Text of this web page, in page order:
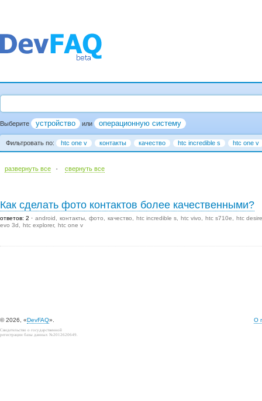
Выберите устройство или операционную систему
Фильтровать по: htc one v контакты качество htc incredible s htc one v
развернуть все · cвернуть все
Как сделать фото контактов более качественными?
ответов: 2 android контакты фото качество htc incredible s htc vivo htc s710e
htc
evo 3d
htc explorer htc one v
© 2026, «DevFAQ». О
Свидетельство о государственной
регистрации базы данных №2012620649.